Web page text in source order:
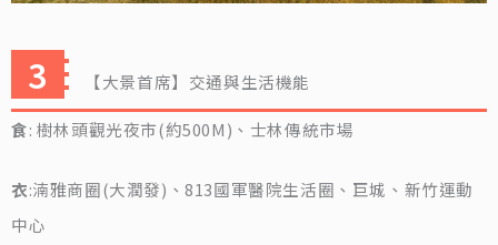
【大景首席】交通與生活機能
食: 樹林頭觀光夜市(約500M)、士林傳統市場
衣:湳雅商圈(大潤發)、813國軍醫院生活圈、巨城、新竹運動
中心